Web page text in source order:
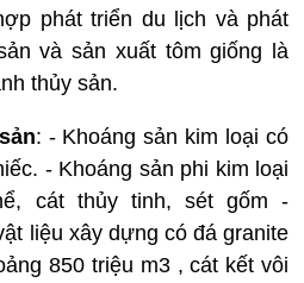
phát triển du lịch và phát
và sản xuất tôm giống là
thủy sản.
: - Khoáng sản kim loại có
- Khoáng sản phi kim loại
cát thủy tinh, sét gốm -
liệu xây dựng có đá granite
850 triệu m3 , cát kết vôi